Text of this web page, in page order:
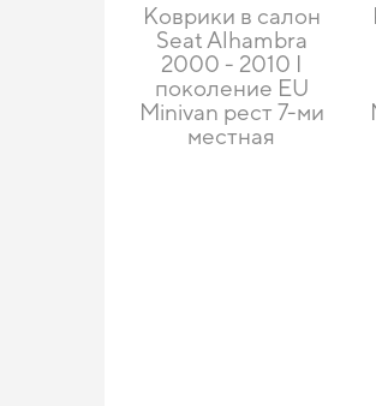
Коврики в салон
Seat Alhambra
2000 - 2010 I
поколение EU
Minivan рест 7-ми
местная